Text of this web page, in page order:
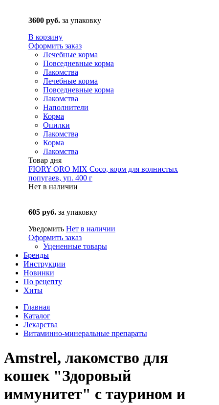
3600 руб. за упаковку
В корзину
Оформить заказ
Лечебные корма
Повседневные корма
Лакомства
Лечебные корма
Повседневные корма
Лакомства
Наполнители
Корма
Опилки
Лакомства
Корма
Лакомства
Товар дня
FIORY ORO MIX Coco, корм для волнистых
попугаев, уп. 400 г
Нет в наличии
605 руб. за упаковку
Уведомить Нет в наличии
Оформить заказ
Уцененные товары
Бренды
Инструкции
Новинки
По рецепту
Хиты
Главная
Каталог
Лекарства
Витаминно-минеральные препараты
Amstrel, лакомство для
кошек "Здоровый
иммунитет" с таурином и